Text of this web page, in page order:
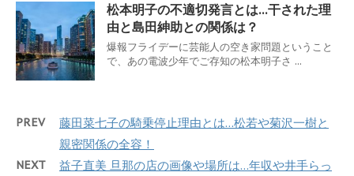
松本明子の不適切発言とは…干された理
由と島田紳助との関係は？
爆報フライデーに芸能人の空き家問題ということ
で、あの電波少年でご存知の松本明子さ ...
PREV
藤田菜七子の騎乗停止理由とは…松若や菊沢一樹と
親密関係の全容！
NEXT
益子直美 旦那の店の画像や場所は…年収や井手らっ